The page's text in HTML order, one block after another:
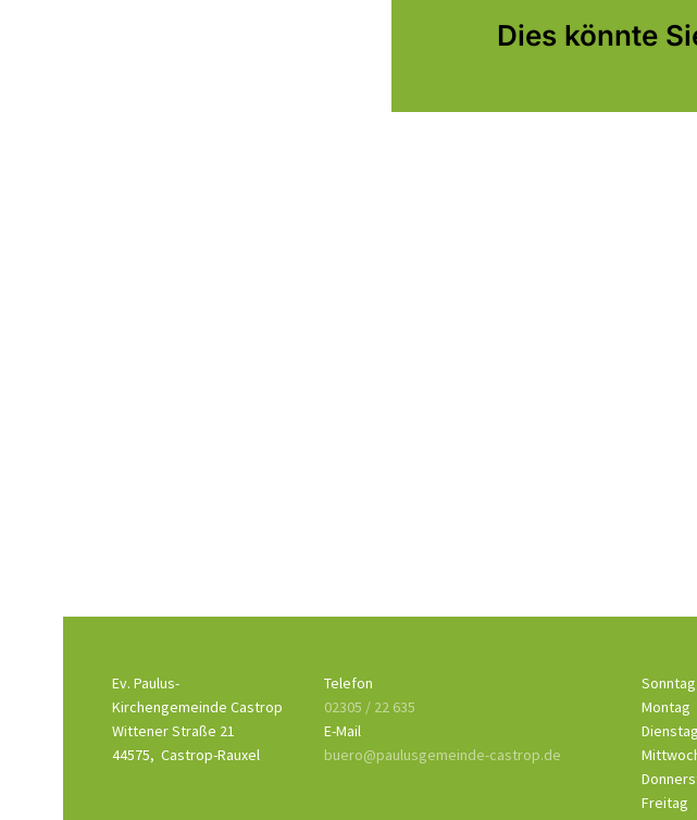
Dies könnte
Ev. Paulus-
Kirchengemeinde Castrop
Wittener Straße 21
44575, Castrop-Rauxel
Telefon
02305 / 22 635
E-Mail
buero@paulusgemeinde-castrop.de
Sonntag
Montag
Dienstag
Freitag